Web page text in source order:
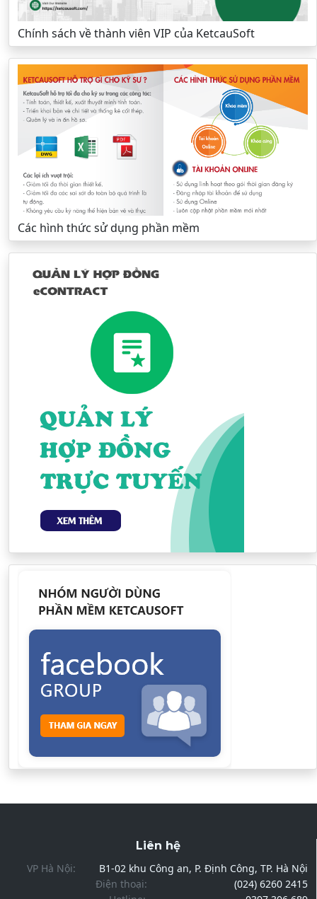
Chính sách về thành viên VIP của KetcauSoft
Các hình thức sử dụng phần mềm
Liên hệ
VP Hà Nội:
B1-02 khu Công an, P. Định Công, TP. Hà Nội
Điện thoại:
(024) 6260 2415